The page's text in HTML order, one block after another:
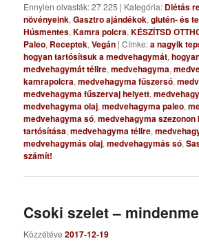
Ennyien olvasták: 27 225 | Kategória: Diétás
növényeink,Gasztro ajándékok,glutén- és
Húsmentes,Kamra polcra,KÉSZÍTSD
Paleo, Receptek,Vegán |Címke:a nagyik
hogyan tartósítsuk a medvehagymát,
medvehagymát télire,medvehagyma,
kamrapolcra,medvehagyma fűszersó,
medvehagyma fűszervaj helyett,
medvehagyma olaj,medvehagyma paleo,
medvehagyma só,medvehagyma szezonon
tartósítása,medvehagyma télire,
medvehagymás olaj,medvehagymás só,
számít!
Csoki szelet –
Közzétéve2017-12-19